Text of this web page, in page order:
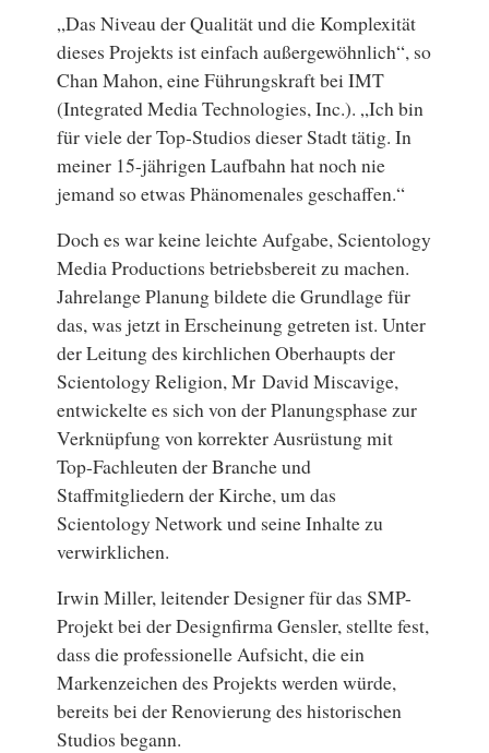
„Das Niveau der Qualität und die Komplexität
dieses Projekts ist einfach außergewöhnlich“, so
Chan Mahon, eine Führungskraft bei IMT
(Integrated Media Technologies, Inc.). „Ich bin
für viele der Top-Studios dieser Stadt tätig. In
meiner 15-jährigen Laufbahn hat noch nie
jemand so etwas Phänomenales geschaffen.“
Doch es war keine leichte Aufgabe, Scientology
Media Productions betriebsbereit zu machen.
Jahrelange Planung bildete die Grundlage für
das, was jetzt in Erscheinung getreten ist. Unter
der Leitung des kirchlichen Oberhaupts der
Scientology Religion, Mr David Miscavige,
entwickelte es sich von der Planungsphase zur
Verknüpfung von korrekter Ausrüstung mit
Top-Fachleuten der Branche und
Staffmitgliedern der Kirche, um das
Scientology Network und seine Inhalte zu
verwirklichen.
Irwin Miller, leitender Designer für das SMP-
Projekt bei der Designfirma Gensler, stellte fest,
dass die professionelle Aufsicht, die ein
Markenzeichen des Projekts werden würde,
bereits bei der Renovierung des historischen
Studios begann.